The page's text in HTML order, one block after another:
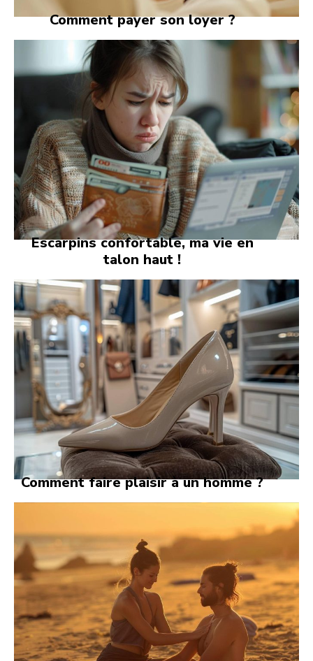
Comment payer son loyer ?
Escarpins confortable, ma vie en
talon haut !
Comment faire plaisir à un homme ?